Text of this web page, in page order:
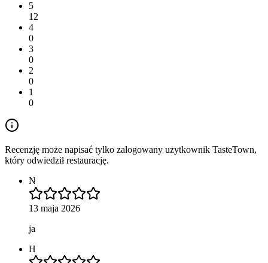
5
12
4
0
3
0
2
0
1
0
Recenzję może napisać tylko zalogowany użytkownik TasteTown,
który odwiedził restaurację.
N
13 maja 2026
ja
H